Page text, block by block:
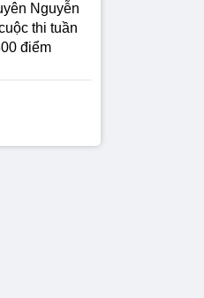
Nguyễn
thi tuần
điểm